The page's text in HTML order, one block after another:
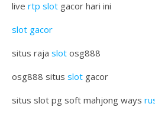
live rtp slot gacor hari ini
slot gacor
situs raja slot osg888
osg888 situs slot gacor
situs slot pg soft mahjong ways